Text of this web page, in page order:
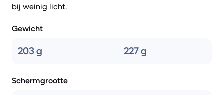
bij weinig licht.
Gewicht
203 g 227 g
Schermgrootte